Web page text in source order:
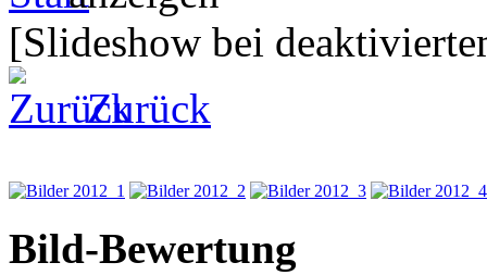
[Slideshow bei
Zurück
Bild-Bewertung